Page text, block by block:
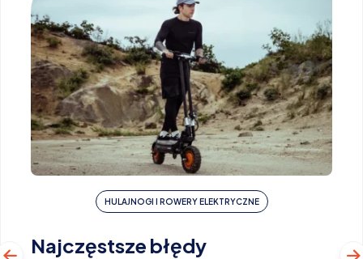
HULAJNOGI I ROWERY ELEKTRYCZNE
Najczęstsze błędy